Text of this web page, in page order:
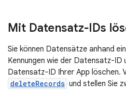
Mit Datensatz-IDs
Sie können Datensätze anhand
Kennungen wie der Datensatz-ID
Datensatz-ID Ihrer App löschen.
deleteRecords und stellen Sie